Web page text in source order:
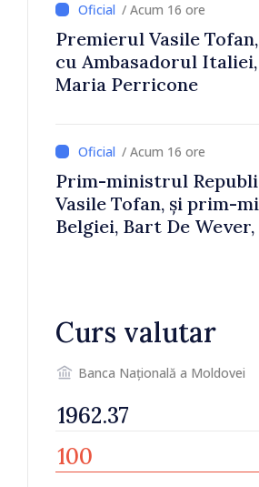
/ Acum 16 ore
Premierul Vasile
cu Ambasadorul
Maria Perricone
/ Acum 16 ore
Prim-ministrul
Vasile Tofan, și prim-
Belgiei, Bart De
Curs valutar
Banca Națională a Moldovei